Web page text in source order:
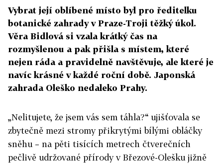
Vybrat její oblíbené místo byl pro ředitelku
botanické zahrady v Praze-Troji těžký úkol.
Věra Bidlová si vzala krátký čas na
rozmyšlenou a pak přišla s místem, které
nejen ráda a pravidelně navštěvuje, ale které je
navíc krásné v každé roční době. Japonská
zahrada Oleško nedaleko Prahy.
„Nelitujete, že jsem vás sem táhla?“ ujišťovala se
zbytečně mezi stromy přikrytými bílými obláčky
sněhu – na pěti tisících metrech čtverečních
pečlivě udržované přírody v Březové-Olešku jižně